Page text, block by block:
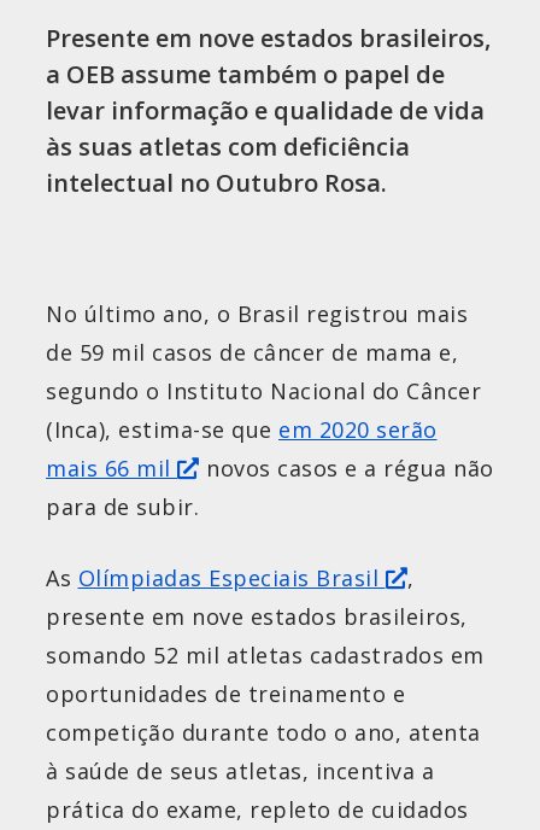
Presente em nove estados brasileiros,
a OEB assume também o papel de
levar informação e qualidade de vida
às suas atletas com deficiência
intelectual no Outubro Rosa.
No último ano, o Brasil registrou mais
de 59 mil casos de câncer de mama e,
segundo o Instituto Nacional do Câncer
(Inca), estima-se que em 2020 serão
mais 66 mil
novos casos e a régua não
para de subir.
As Olímpiadas Especiais Brasil
,
presente em nove estados brasileiros,
somando 52 mil atletas cadastrados em
oportunidades de treinamento e
competição durante todo o ano, atenta
à saúde de seus atletas, incentiva a
prática do exame, repleto de cuidados